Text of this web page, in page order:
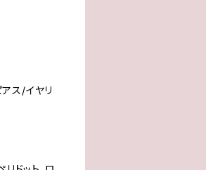
ス/イヤリ